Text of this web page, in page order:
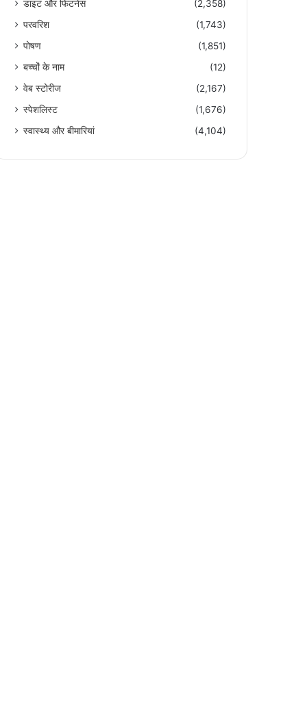
डाइट और फिटनेस
(2,358)
परवरिश
(1,743)
पोषण
(1,851)
बच्चों के नाम
(12)
वेब स्टोरीज
(2,167)
स्पेशलिस्ट
(1,676)
स्वास्थ्य और बीमारियां
(4,104)